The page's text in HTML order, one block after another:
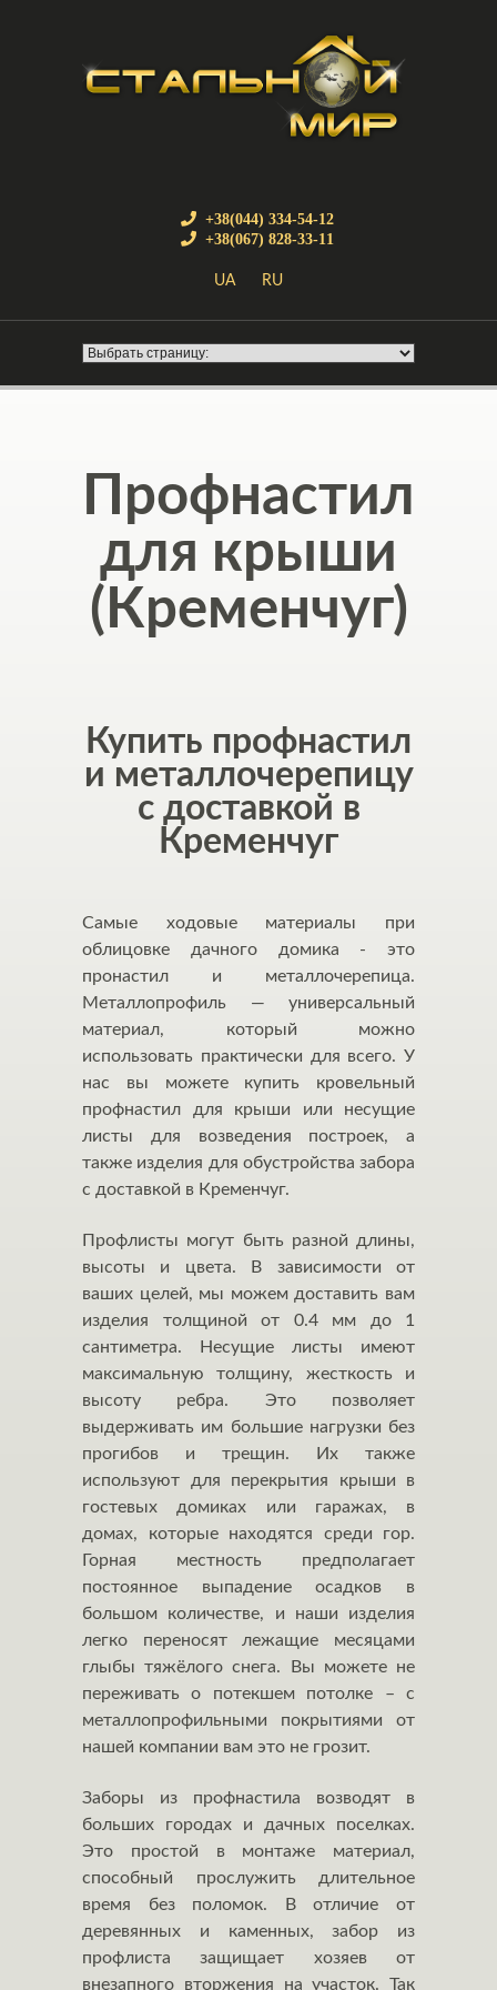
+38(044) 334-54-12
+38(067) 828-33-11
UA RU
Профнастил
для крыши
(Кременчуг)
Купить профнастил
и металлочерепицу
с доставкой в
Кременчуг
Самые ходовые материалы при
облицовке дачного домика - это
пронастил и металлочерепица.
Металлопрофиль — универсальный
материал, который можно
использовать практически для всего. У
нас вы можете купить кровельный
профнастил для крыши или несущие
листы для возведения построек, а
также изделия для обустройства забора
с доставкой в Кременчуг.
Профлисты могут быть разной длины,
высоты и цвета. В зависимости от
ваших целей, мы можем доставить вам
изделия толщиной от 0.4 мм до 1
сантиметра. Несущие листы имеют
максимальную толщину, жесткость и
высоту ребра. Это позволяет
выдерживать им большие нагрузки без
прогибов и трещин. Их также
используют для перекрытия крыши в
гостевых домиках или гаражах, в
домах, которые находятся среди гор.
Горная местность предполагает
постоянное выпадение осадков в
большом количестве, и наши изделия
легко переносят лежащие месяцами
глыбы тяжёлого снега. Вы можете не
переживать о потекшем потолке – с
металлопрофильными покрытиями от
нашей компании вам это не грозит.
Заборы из профнастила возводят в
больших городах и дачных поселках.
Это простой в монтаже материал,
способный прослужить длительное
время без поломок. В отличие от
деревянных и каменных, забор из
профлиста защищает хозяев от
внезапного вторжения на участок. Так